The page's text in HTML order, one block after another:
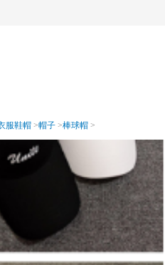
服鞋帽 >帽子 >棒球帽 >